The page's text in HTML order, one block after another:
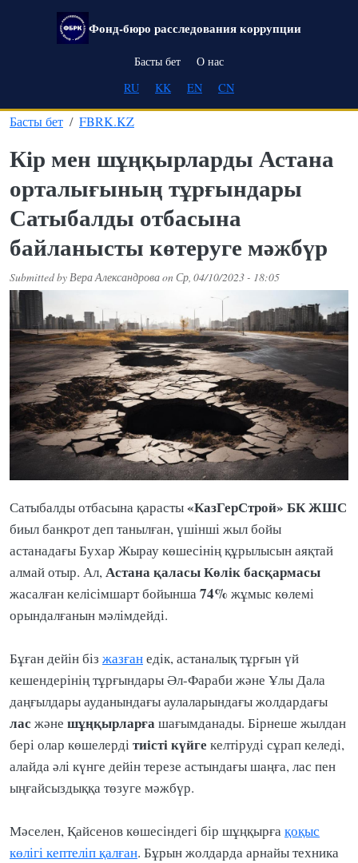
Skip to main content
Фонд-бюро расследования коррупции
Main navigation
Басты бет
О нас
RU
KK EN CN
Басты бет FBRK.KZ
Кір мен шұңқырларды Астана
орталығының тұрғындары
Сатыбалды отбасына
байланысты көтеруге мәжбүр
Submitted byВера АлександроваonСр, 04/10/2023 - 18:05
Сатыбалды отбасына қарасты«КазГерСтрой» БК ЖШС
биыл банкрот деп танылған, үшінші жыл бойы
астанадағы Бухар Жырау көшесінің құрылысын аяқтай
алмай отыр. Ал,Астана қаласы Көлік басқармасы
жасалған келісімшарт бойынша74% жұмыс көлемі
орындалғанын мәлімдейді.
Бұған дейін біз жазғанедік, астаналық тұрғын үй
кешендерінің тұрғындары Әл-Фараби және Ұлы Дала
даңғылдары ауданындағы аулаларындағы жолдардағы
лас және шұңқырларғашағымданады. Бірнеше жылдан
бері олар көшелердітиісті күйге келтіруді сұрап келеді,
алайда әлі күнге дейін терезе астындағы шаңға, лас пен
ыңғайсыздыққа төзуге мәжбүр.
Мәселен, Қайсенов көшесіндегі бір шұңқырғақоқыс
көлігі кептеліп қалған. Бұрын жолдарда арнайы техника